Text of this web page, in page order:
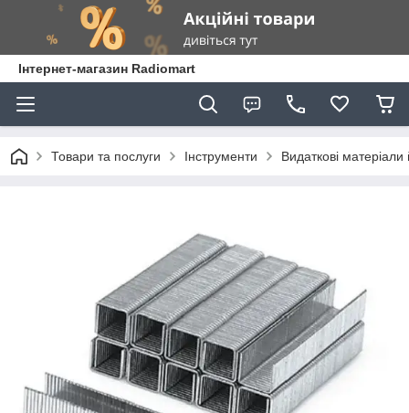
Інтернет-магазин Radiomart
Товари та послуги Інструменти Видаткові